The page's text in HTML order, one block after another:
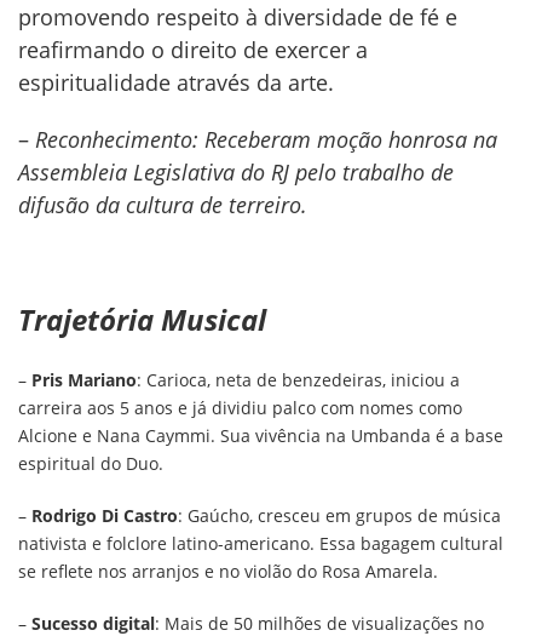
promovendo respeito à diversidade de fé e
reafirmando o direito de exercer a
espiritualidade através da arte.
– Reconhecimento: Receberam moção honrosa na
Assembleia Legislativa do RJ pelo trabalho de
difusão da cultura de terreiro.
Trajetória Musical
– Pris Mariano: Carioca, neta de benzedeiras, iniciou a
carreira aos 5 anos e já dividiu palco com nomes como
Alcione e Nana Caymmi. Sua vivência na Umbanda é a base
espiritual do Duo.
– Rodrigo Di Castro: Gaúcho, cresceu em grupos de música
nativista e folclore latino-americano. Essa bagagem cultural
se reflete nos arranjos e no violão do Rosa Amarela.
– Sucesso digital: Mais de 50 milhões de visualizações no